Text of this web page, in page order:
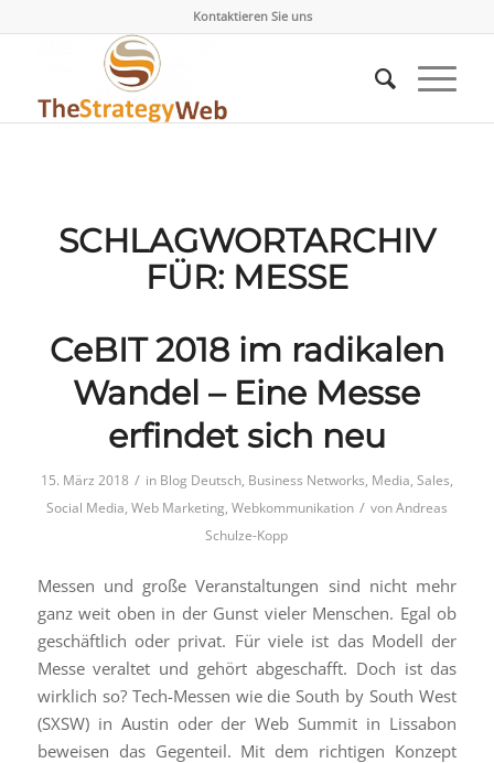
Kontaktieren Sie uns
SCHLAGWORTARCHIV
FÜR: MESSE
CeBIT 2018 im radikalen
Wandel – Eine Messe
erfindet sich neu
15. März 2018 / in Blog Deutsch, Business Networks, Media, Sales,
Social Media, Web Marketing, Webkommunikation / vonAndreas
Schulze-Kopp
Messen und große Veranstaltungen sind nicht mehr
ganz weit oben in der Gunst vieler Menschen. Egal ob
geschäftlich oder privat. Für viele ist das Modell der
Messe veraltet und gehört abgeschafft. Doch ist das
wirklich so? Tech-Messen wie die South by South West
(SXSW) in Austin oder der Web Summit in Lissabon
beweisen das Gegenteil. Mit dem richtigen Konzept